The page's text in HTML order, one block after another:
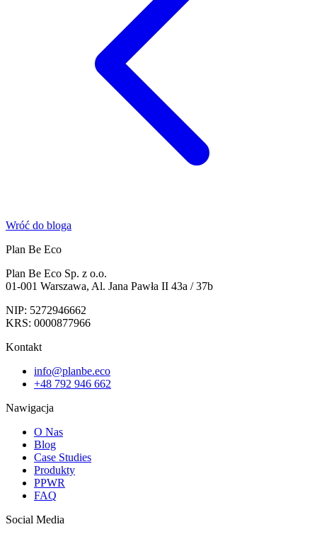
Wróć do bloga
Plan Be Eco
Plan Be Eco Sp. z o.o.
01-001 Warszawa, Al. Jana Pawła II 43a / 37b
NIP: 5272946662
KRS: 0000877966
Kontakt
info@planbe.eco
+48 792 946 662
Nawigacja
O Nas
Blog
Case Studies
Produkty
PPWR
FAQ
Social Media